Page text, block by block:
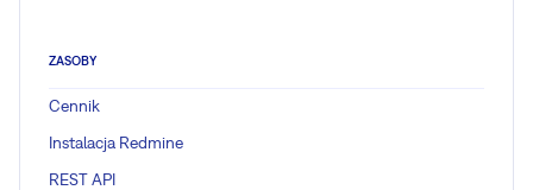
ZASOBY
Cennik
Instalacja Redmine
REST API